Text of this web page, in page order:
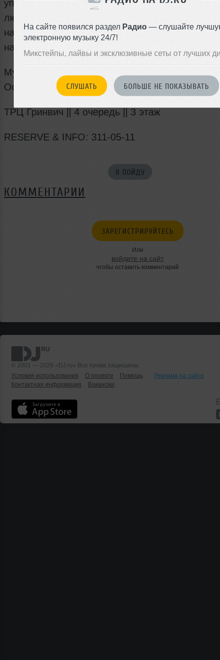
На сайте появился раздел Радио — слушайте
электронную музыку 24/7!
Микстейпы, лайвы и эксклюзивные сеты от лучших
СЛУШАТЬ БОЛЬШЕ НЕ ПОКАЗЫВАТЬ
упада под миксы dj. Это вечер в компании
любителей музыки. Когда можно удобно
на мягком диване и наслаждаться тёплым и
настоящим звучанием виниловых пластинок.
Музыка - это гораздо больше, чем просто
Особенно, если эта музыка от dj SL!
ТРЦ Гринвич || 4 очередь || 3 этаж
RESERVE & INFO: 311-05-11
Я ПОЙДУ
КОММЕНТАРИИ
ЗАРЕГИСТРИРУЙТЕСЬ
Или
войдите на сайт
чтобы оставить комментарий
© 2001 — 2026 «DJ.ru» Все права защищены.
Условия использования
О проекте Помощь
Реклама на сайте
Контактная информация
Вакансии